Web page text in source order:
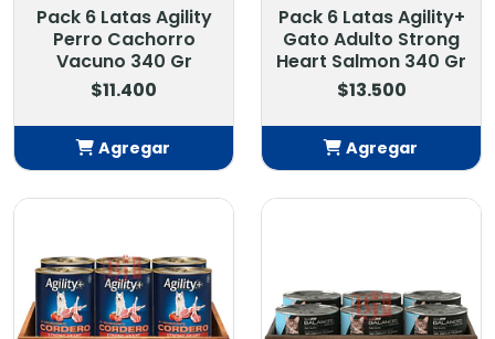
Pack 6 Latas Agility
Perro Cachorro
Vacuno 340 Gr
$11.400
Agregar
Pack 6 Latas Agility+
Gato Adulto Strong
Heart Salmon 340 Gr
$13.500
Agregar